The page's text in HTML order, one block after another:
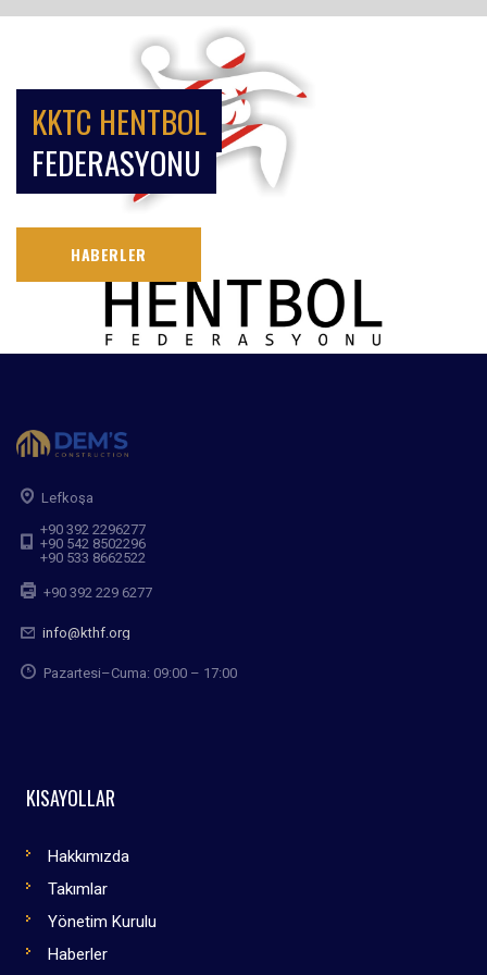
KKTC HENTBOL
FEDERASYONU
HABERLER
Lefkoşa
+90 392 2296277
+90 542 8502296
+90 533 8662522
+90 392 229 6277
info@kthf.org
Pazartesi–Cuma: 09:00 – 17:00
KISAYOLLAR
Hakkımızda
Takımlar
Yönetim Kurulu
Haberler